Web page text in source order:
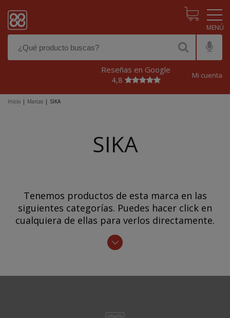
Reseñas en Google
4,8
Mi cuenta
Inicio | Marcas | SIKA
SIKA
Tenemos productos de esta marca en las
siguientes categorías. Puedes hacer click en
cualquiera de ellas para verlos directamente.